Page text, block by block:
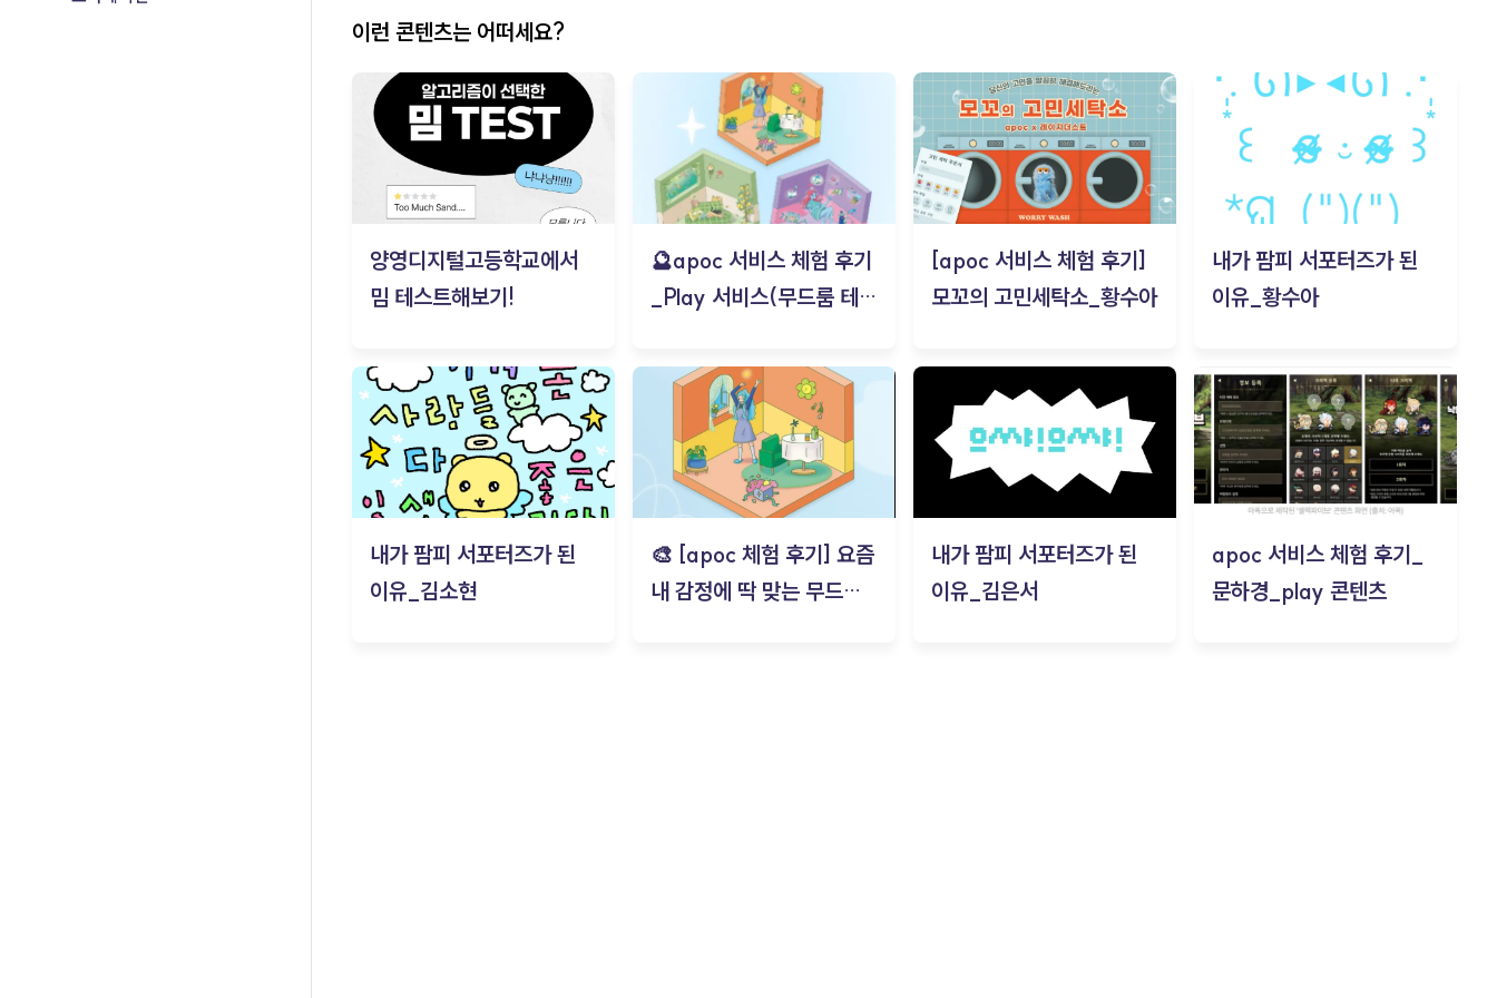
이런 콘텐츠는 어떠세요?
양영디지털고등학교에서
밈 테스트해보기!
🔮apoc 서비스 체험 후기
_Play 서비스(무드룸 테스
[apoc 서비스 체험 후기]
모꼬의 고민세탁소_황수아
내가 팜피 서포터즈가 된
이유_황수아
내가 팜피 서포터즈가 된
이유_김소현
🎨 [apoc 체험 후기] 요즘
내 감정에 딱 맞는 무드룸
내가 팜피 서포터즈가 된
이유_김은서
apoc 서비스 체험 후기_
문하경_play 콘텐츠